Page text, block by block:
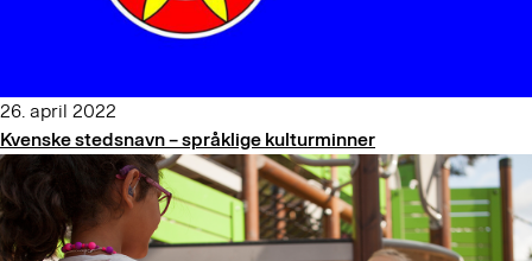
26. april 2022
Kvenske stedsnavn – språklige kulturminner